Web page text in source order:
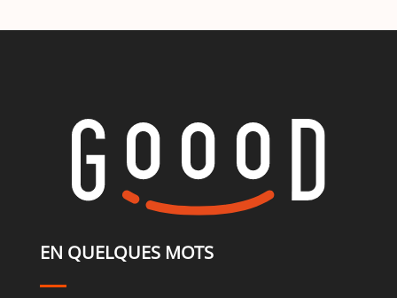
EN QUELQUES MOTS